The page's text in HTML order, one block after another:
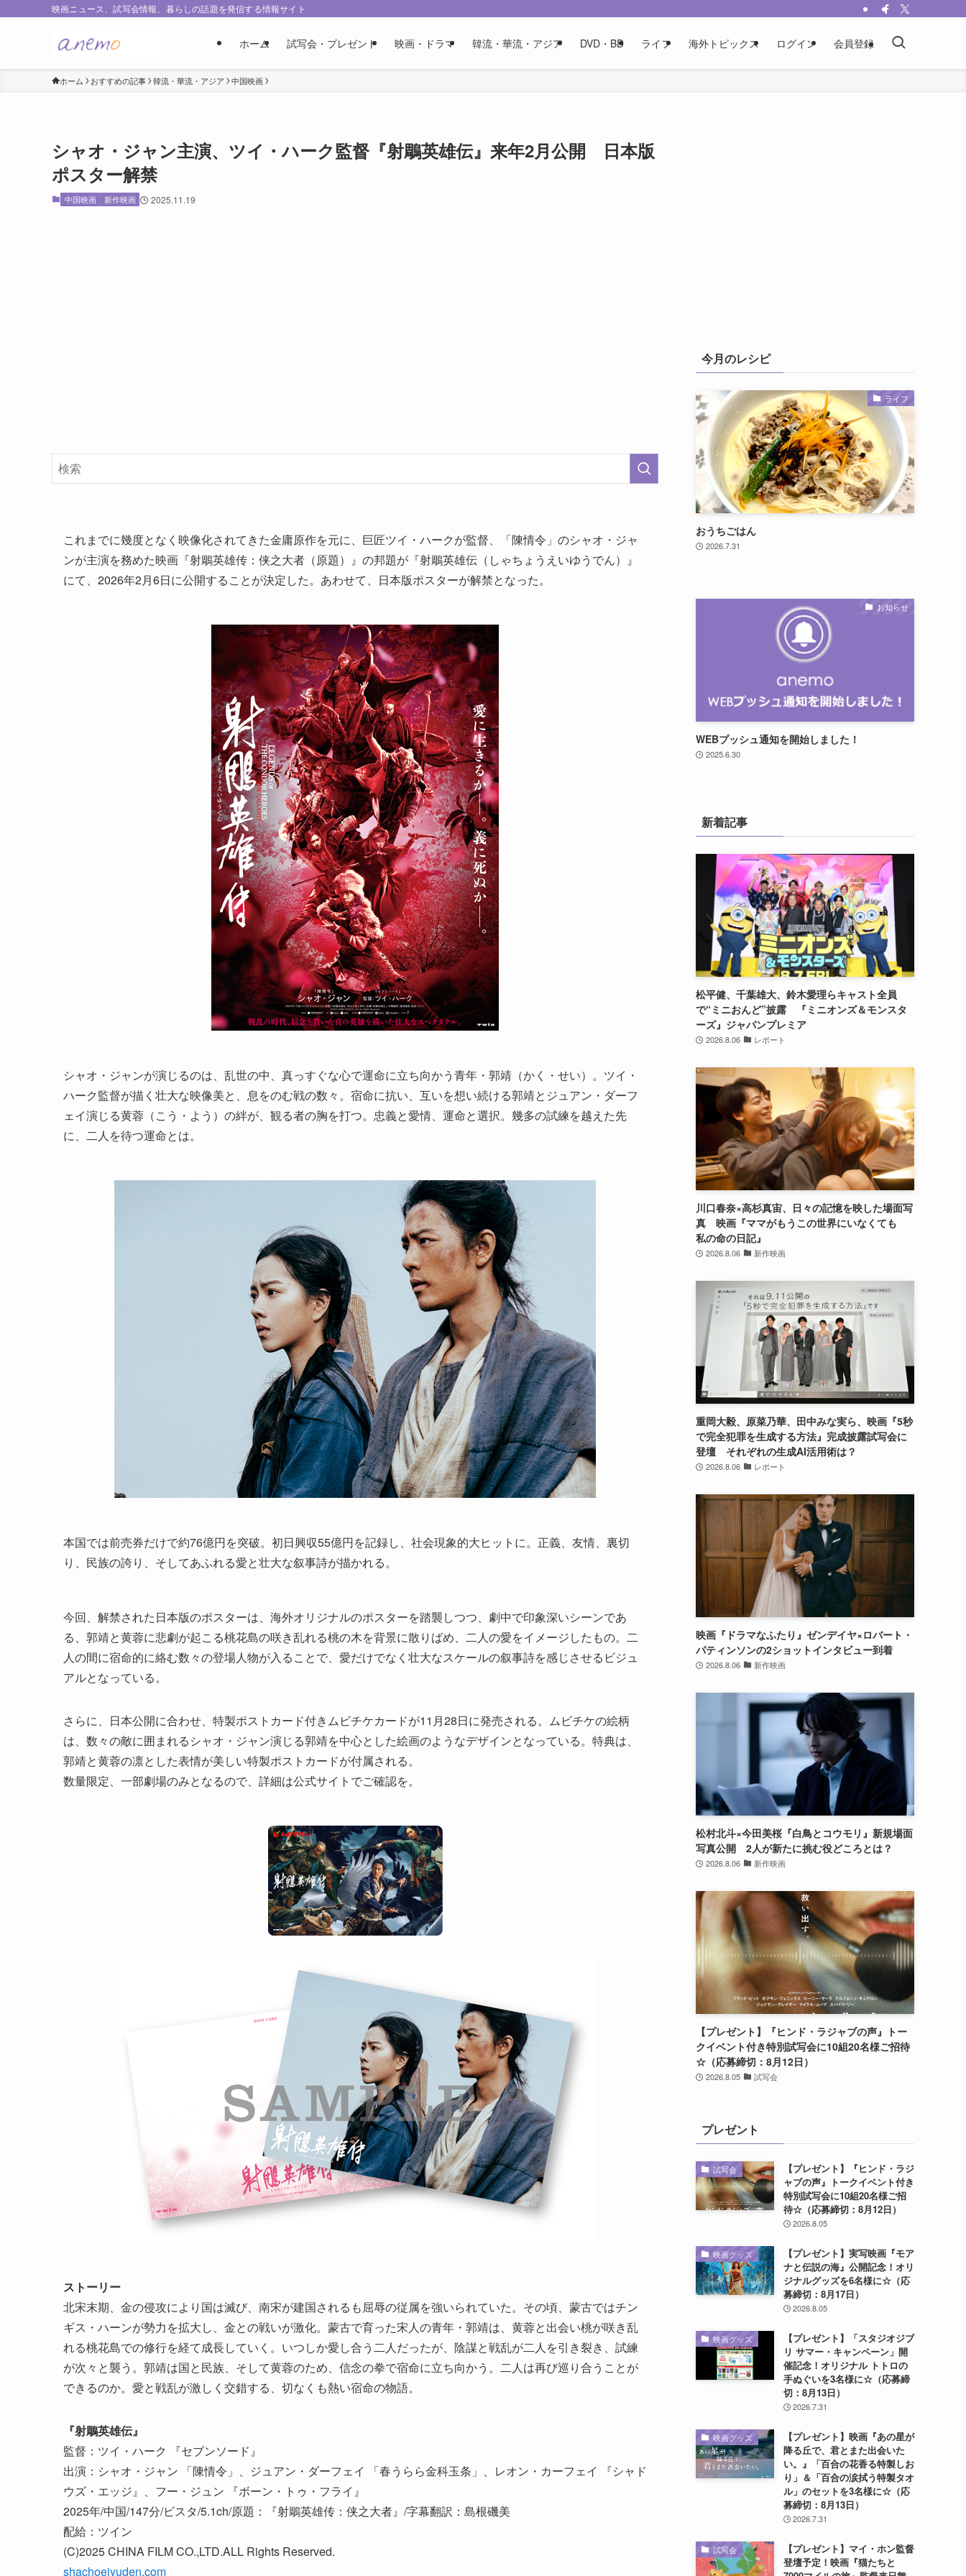
映画ニュース、試写会情報、暮らしの話題を発信する情報サイト
ホーム 試写会・プレゼント 映画・ドラマ 韓流・華流・アジア DVD・BD ライフ 海外トピックス ログイン 会員登録
ホーム おすすめの記事 韓流・華流・アジア 中国映画
シャオ・ジャン主演、ツイ・ハーク監督『射鵰英雄伝』来年2月公開 日本版
ポスター解禁
中国映画 新作映画 2025.11.19
これまでに幾度となく映像化されてきた金庸原作を元に、巨匠ツイ・ハークが監督、「陳情令」のシャオ・ジャ
ンが主演を務めた映画『射鵰英雄传：侠之大者（原題）』の邦題が『射鵰英雄伝（しゃちょうえいゆうでん）』
にて、2026年2月6日に公開することが決定した。あわせて、日本版ポスターが解禁となった。
シャオ・ジャンが演じるのは、乱世の中、真っすぐな心で運命に立ち向かう青年・郭靖（かく・せい）。ツイ・
ハーク監督が描く壮大な映像美と、息をのむ戦の数々。宿命に抗い、互いを想い続ける郭靖とジュアン・ダーフ
ェイ演じる黄蓉（こう・よう）の絆が、観る者の胸を打つ。忠義と愛情、運命と選択。幾多の試練を越えた先
に、二人を待つ運命とは。
本国では前売券だけで約76億円を突破。初日興収55億円を記録し、社会現象的大ヒットに。正義、友情、裏切
り、民族の誇り、そしてあふれる愛と壮大な叙事詩が描かれる。
今回、解禁された日本版のポスターは、海外オリジナルのポスターを踏襲しつつ、劇中で印象深いシーンであ
る、郭靖と黄蓉に悲劇が起こる桃花島の咲き乱れる桃の木を背景に散りばめ、二人の愛をイメージしたもの。二
人の間に宿命的に絡む数々の登場人物が入ることで、愛だけでなく壮大なスケールの叙事詩を感じさせるビジュ
アルとなっている。
さらに、日本公開に合わせ、特製ポストカード付きムビチケカードが11月28日に発売される。ムビチケの絵柄
は、数々の敵に囲まれるシャオ・ジャン演じる郭靖を中心とした絵画のようなデザインとなっている。特典は、
郭靖と黄蓉の凛とした表情が美しい特製ポストカードが付属される。
数量限定、一部劇場のみとなるので、詳細は公式サイトでご確認を。
ストーリー
北宋末期、金の侵攻により国は滅び、南宋が建国されるも屈辱の従属を強いられていた。その頃、蒙古ではチン
ギス・ハーンが勢力を拡大し、金との戦いが激化。蒙古で育った宋人の青年・郭靖は、黄蓉と出会い桃が咲き乱
れる桃花島での修行を経て成長していく。いつしか愛し合う二人だったが、陰謀と戦乱が二人を引き裂き、試練
が次々と襲う。郭靖は国と民族、そして黄蓉のため、信念の拳で宿命に立ち向かう。二人は再び巡り合うことが
できるのか。愛と戦乱が激しく交錯する、切なくも熱い宿命の物語。
『射鵰英雄伝』
監督：ツイ・ハーク 『セブンソード』
出演：シャオ・ジャン 「陳情令」、ジュアン・ダーフェイ 「春うらら金科玉条」、レオン・カーフェイ 『シャド
ウズ・エッジ』、フー・ジュン 『ボーン・トゥ・フライ』
2025年/中国/147分/ビスタ/5.1ch/原題：『射鵰英雄传：侠之大者』/字幕翻訳：島根磯美
配給：ツイン
(C)2025 CHINA FILM CO.,LTD.ALL Rights Reserved.
shachoeiyuden.com
今月のレシピ
ライフ
おうちごはん
2026.7.31
お知らせ
WEBプッシュ通知を開始しました！
2025.6.30
新着記事
松平健、千葉雄大、鈴木愛理らキャスト全員
で“ミニおんど”披露 『ミニオンズ＆モンスタ
ーズ』ジャパンプレミア
2026.8.06 レポート
川口春奈×高杉真宙、日々の記憶を映した場面写
真 映画『ママがもうこの世界にいなくても
私の命の日記』
2026.8.06 新作映画
重岡大毅、原菜乃華、田中みな実ら、映画『5秒
で完全犯罪を生成する方法』完成披露試写会に
登壇 それぞれの生成AI活用術は？
2026.8.06 レポート
映画『ドラマなふたり』ゼンデイヤ×ロバート・
パティンソンの2ショットインタビュー到着
2026.8.06 新作映画
松村北斗×今田美桜『白鳥とコウモリ』新規場面
写真公開 2人が新たに挑む役どころとは？
2026.8.06 新作映画
【プレゼント】『ヒンド・ラジャブの声』トー
クイベント付き特別試写会に10組20名様ご招待
☆（応募締切：8月12日）
2026.8.05 試写会
プレゼント
試写会
【プレゼント】『ヒンド・ラジ
ャブの声』トークイベント付き
特別試写会に10組20名様ご招
待☆（応募締切：8月12日）
2026.8.05
映画グッズ
【プレゼント】実写映画『モア
ナと伝説の海』公開記念！オリ
ジナルグッズを6名様に☆（応
募締切：8月17日）
2026.8.05
映画グッズ
【プレゼント】「スタジオジブ
リ サマー・キャンペーン」開
催記念！オリジナル トトロの
手ぬぐいを3名様に☆（応募締
切：8月13日）
2026.7.31
映画グッズ
【プレゼント】映画『あの星が
降る丘で、君とまた出会いた
い。』「百合の花香る特製しお
り」＆「百合の涙拭う特製タオ
ル」のセットを3名様に☆（応
募締切：8月13日）
2026.7.31
試写会
【プレゼント】マイ・ホン監督
登壇予定！映画『猫たちと